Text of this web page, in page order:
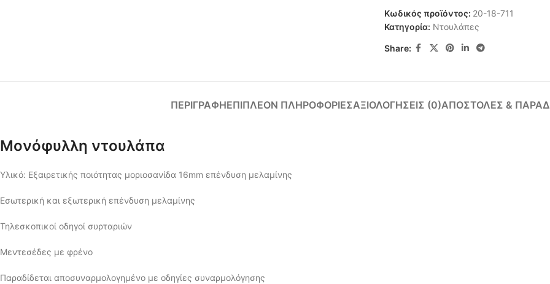
Κωδικός προϊόντος: 20-18-711
Κατηγορία: Ντουλάπες
Share:
ΠΕΡΙΓΡΑΦΉΕΠΙΠΛΈΟΝ ΠΛΗΡΟΦΟΡΊΕΣΑΞΙΟΛΟΓΉΣΕΙΣ (0)ΑΠΟΣΤΟΛΈΣ &
Μονόφυλλη ντουλάπα
Υλικό: Εξαιρετικής ποιότητας μοριοσανίδα 16mm επένδυση μελαμίνης
Εσωτερική και εξωτερική επένδυση μελαμίνης
Τηλεσκοπικοί οδηγοί συρταριών
Μεντεσέδες με φρένο
Παραδίδεται αποσυναρμολογημένο με οδηγίες συναρμολόγησης